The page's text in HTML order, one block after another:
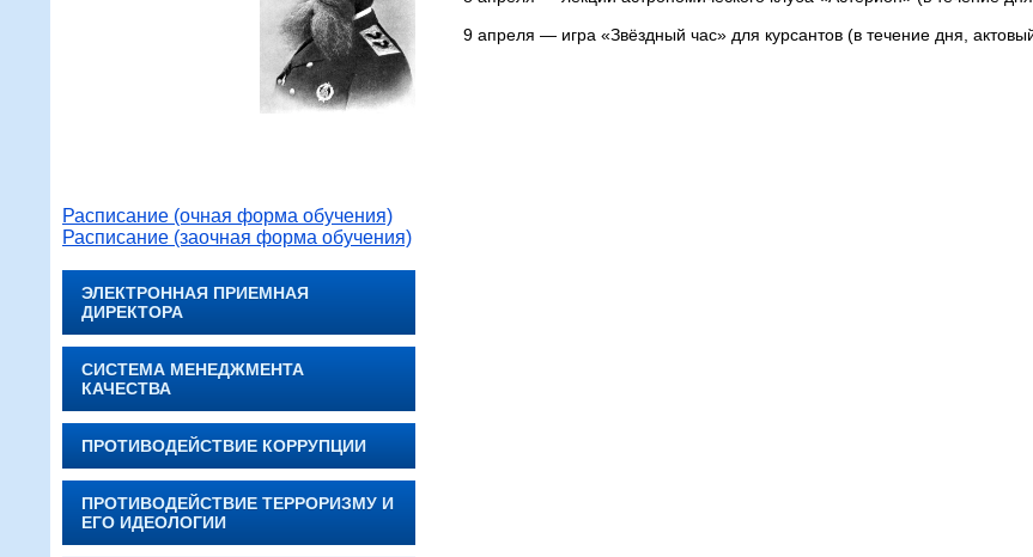
Расписание (очная форма обучения)
Расписание (заочная форма обучения)
ЭЛЕКТРОННАЯ ПРИЕМНАЯ
ДИРЕКТОРА
СИСТЕМА МЕНЕДЖМЕНТА
КАЧЕСТВА
ПРОТИВОДЕЙСТВИЕ КОРРУПЦИИ
ПРОТИВОДЕЙСТВИЕ ТЕРРОРИЗМУ И
ЕГО ИДЕОЛОГИИ
9 апреля — игра «Звёздный час» для курсантов (в течение дня,